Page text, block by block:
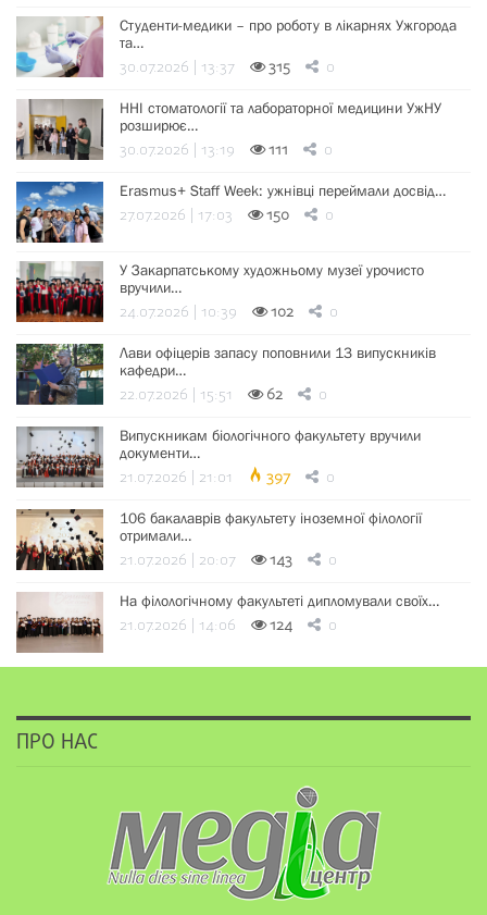
Студенти-медики – про роботу в лікарнях Ужгорода
та…
30.07.2026 | 13:37 315 0
ННІ стоматології та лабораторної медицини УжНУ
розширює…
30.07.2026 | 13:19 111 0
Erasmus+ Staff Week: ужнівці переймали досвід…
27.07.2026 | 17:03 150 0
У Закарпатському художньому музеї урочисто
вручили…
24.07.2026 | 10:39 102 0
Лави офіцерів запасу поповнили 13 випускників
кафедри…
22.07.2026 | 15:51 62 0
Випускникам біологічного факультету вручили
документи…
21.07.2026 | 21:01 397 0
106 бакалаврів факультету іноземної філології
отримали…
21.07.2026 | 20:07 143 0
На філологічному факультеті дипломували своїх…
21.07.2026 | 14:06 124 0
ПРО НАС